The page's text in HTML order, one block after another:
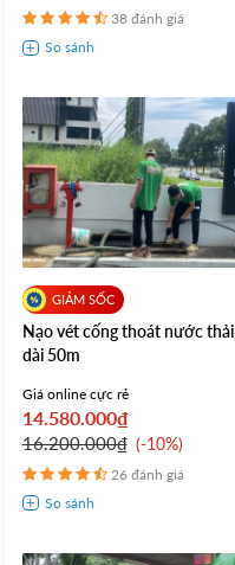
38 đánh giá
Nạo vét cống thoát nước thải
dài 50m
Giá online cực rẻ
14.580.000₫
16.200.000₫ -10%
26 đánh giá